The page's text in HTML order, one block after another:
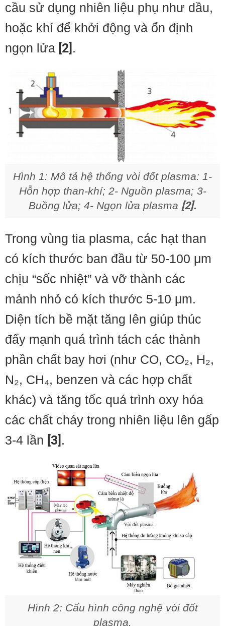
cầu sử dụng nhiên liệu phụ như dầu,
hoặc khí để khởi động và ổn định
ngọn lửa [2] .
Hình 1: Mô tả hệ thống vòi đốt plasma: 1-
Hỗn hợp than-khí; 2- Nguồn plasma; 3-
Buồng lửa; 4- Ngọn lửa plasma [2].
Trong vùng tia plasma, các hạt than
có kích thước ban đầu từ 50-100 μm
chịu “sốc nhiệt” và vỡ thành các
mảnh nhỏ có kích thước 5-10 μm.
Diện tích bề mặt tăng lên giúp thúc
đẩy mạnh quá trình tách các thành
phần chất bay hơi (như CO, CO₂, H₂,
N₂, CH₄, benzen và các hợp chất
khác) và tăng tốc quá trình oxy hóa
các chất cháy trong nhiên liệu lên gấp
3-4 lần [3] .
Hình 2: Cấu hình công nghệ vòi đốt
plasma.